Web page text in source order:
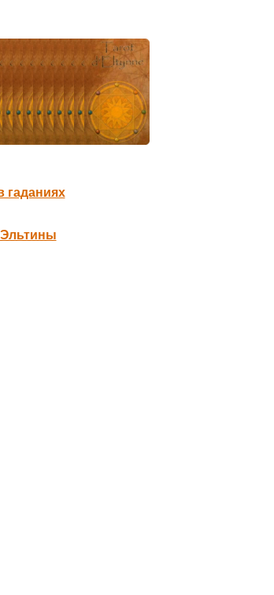
гаданиях
Эльтины